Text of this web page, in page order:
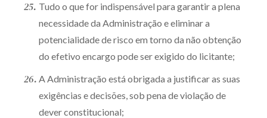
Tudo o que for indispensável para garantir a plena
necessidade da Administração e eliminar a
potencialidade de risco em torno da não obtenção
do efetivo encargo pode ser exigido do licitante;
A Administração está obrigada a justificar as suas
exigências e decisões, sob pena de violação de
dever constitucional;